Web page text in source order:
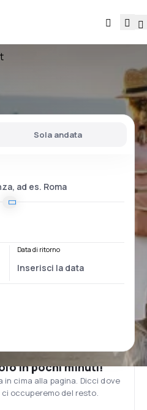
Sola andata
Data di ritorno
in pochi minuti!
cima alla pagina. Dicci dove
occuperemo del resto.